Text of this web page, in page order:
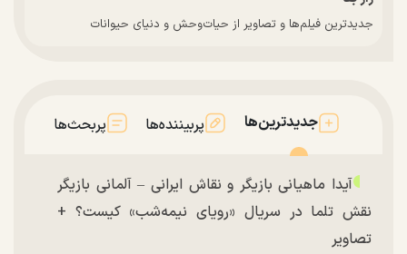
جدیدترین فیلم‌ها و تصاویر از حیات‌وحش و دنیای حیوانات
جدیدترین‌ها پربیننده‌ها پربحث‌ها
آیدا ماهیانی بازیگر و نقاش ایرانی – آلمانی بازیگر
نقش تلما در سریال «رویای نیمه‌شب» کیست؟ +
تصاویر